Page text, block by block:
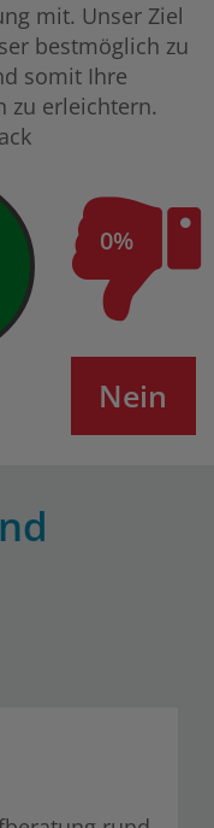
mit. Unser Ziel
bestmöglich zu
somit Ihre
zu erleichtern.
0%
Nein